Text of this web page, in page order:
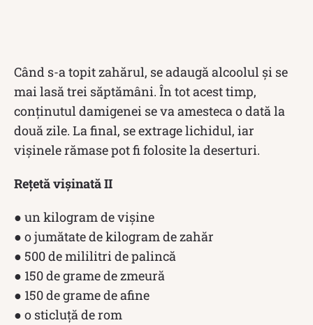
Când s-a topit zahărul, se adaugă alcoolul și se
mai lasă trei săptămâni. În tot acest timp,
conținutul damigenei se va amesteca o dată la
două zile. La final, se extrage lichidul, iar
vișinele rămase pot fi folosite la deserturi.
Rețetă vișinată II
● un kilogram de vişine
● o jumătate de kilogram de zahăr
● 500 de mililitri de palincă
● 150 de grame de zmeură
● 150 de grame de afine
● o sticluţă de rom